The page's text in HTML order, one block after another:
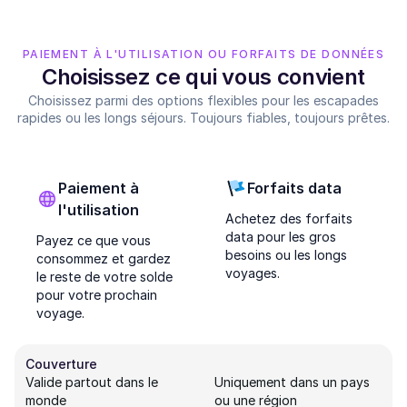
PAIEMENT À L'UTILISATION OU FORFAITS DE DONNÉES
Choisissez ce qui vous convient
Choisissez parmi des options flexibles pour les escapades
rapides ou les longs séjours. Toujours fiables, toujours prêtes.
Paiement à
l'utilisation
Payez ce que vous
consommez et gardez
le reste de votre solde
pour votre prochain
voyage.
Forfaits data
Achetez des forfaits
data pour les gros
besoins ou les longs
voyages.
Couverture
Valide partout dans le
monde
Uniquement dans un pays
ou une région